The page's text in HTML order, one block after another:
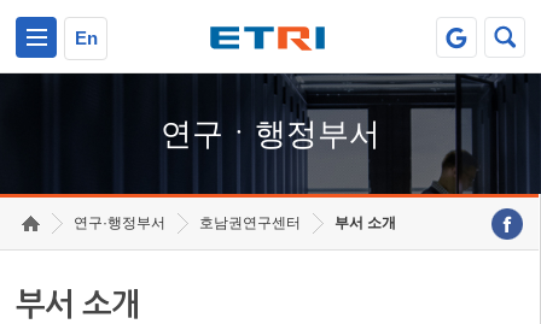
En
연구ㆍ행정부서
연구·행정부서 호남권연구센터 부서 소개
부서 소개